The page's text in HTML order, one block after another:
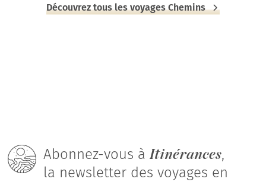
Découvrez tous les voyages Chemins
Abonnez-vous àItinérances,
la newsletter des voyages en